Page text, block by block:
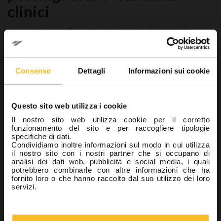
Consenso Dettagli Informazioni sui cookie
Questo sito web utilizza i cookie
Il nostro sito web utilizza cookie per il corretto
funzionamento del sito e per raccogliere tipologie
specifiche di dati.
Condividiamo inoltre informazioni sul modo in cui utilizza
il nostro sito con i nostri partner che si occupano di
analisi dei dati web, pubblicità e social media, i quali
potrebbero combinarle con altre informazioni che ha
fornito loro o che hanno raccolto dal suo utilizzo dei loro
servizi.
clinici
Ritornando, però, all’aspetto clinico, è vero che realizzare
un’impronta perfetta con materiali elastomerici nelle
riabilitazioni protesiche dell’arcata completa risulta molto
impegnativo, anche per i professionisti più esperti.
Se l’impronta non fosse corretta, bisognerebbe ripeterla finché
non si catturano tutti i dettagli necessari lungo l’intera arcata.
facilmente scansioni parziali per integrare eventuali aree
mancanti, potrebbe rappresentare unasoluzione molto
agevole per ottenere le informazioni richieste e non
ripetere l’impronta
In questo senso, l’integrazione tra i due sistemi potrebbe
migliorare i risultati clinici. Inoltre, lapossibilità offerta da
alcuni materiali radiopachi di essere scansionati con
CBCToffre notevoli opportunità nell’ambito non solo della
protesi, ma anche della chirurgia guidata e dell’integrazione tra
Tuttavia, identificare i valori radiografici ottimali con cui